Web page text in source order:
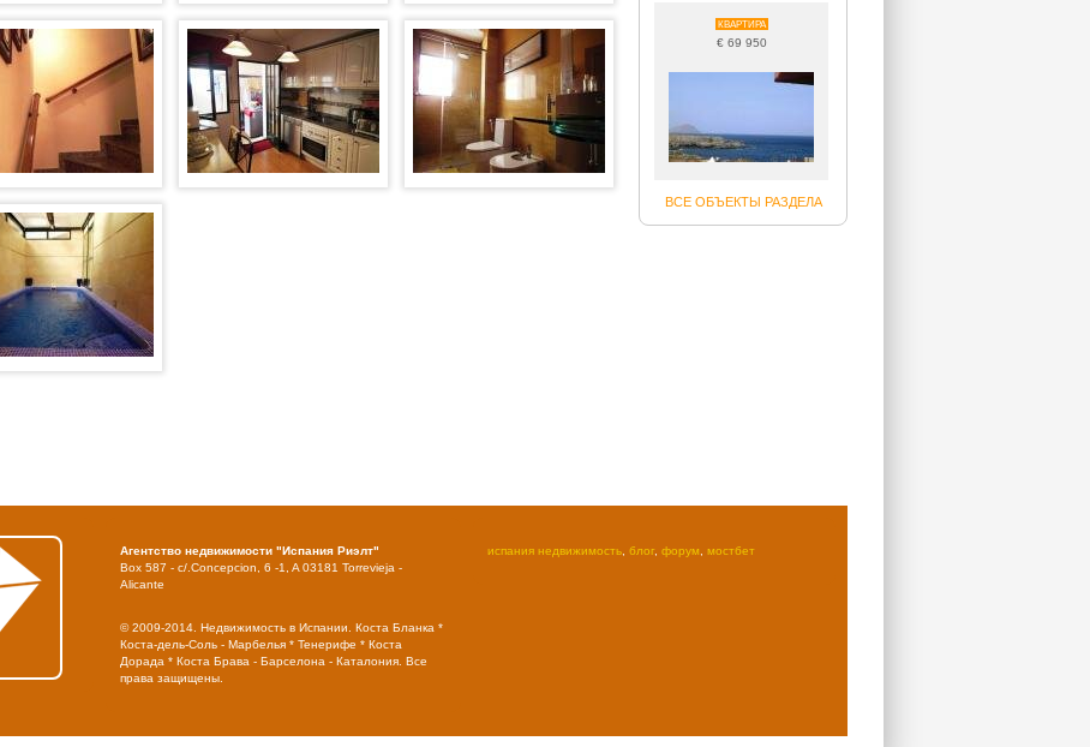
КВАРТИРА
€ 69 950
ВСЕ ОБЪЕКТЫ РАЗДЕЛА
Агентство недвижимости "Испания Риэлт"
Box 587 - c/.Concepcion, 6 -1, A 03181 Torrevieja -
Alicante
© 2009-2014. Недвижимость в Испании. Коста Бланка *
Коста-дель-Соль - Марбелья * Тенерифе * Коста
Дорада * Коста Брава - Барселона - Каталония. Все
права защищены.
испания недвижимость ,блог ,форум ,мостбет